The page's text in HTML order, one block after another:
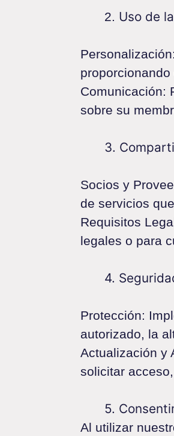
2. Uso de
Comunicación:
sobre su
3.
Socios y
de servicios
Requisitos
legales o para
4.
Protección:
autorizado, la
Actualización y
solicitar
5.
Al utilizar